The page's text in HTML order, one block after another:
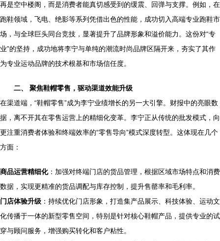
再是空中楼阁，而是消费者能真切感受到的缓震、回弹与支撑。例如，在
跑鞋领域，飞电、绝影等系列凭借出色的性能，成功切入高端专业跑鞋市
场，与全球巨头同台竞技，显著提升了品牌形象和溢价能力。这份对“专
业”的坚持，成功地将李宁与单纯的潮流时尚品牌区隔开来，夯实了其作
为专业运动品牌的技术根基和市场信任度。
二、 聚焦鞋帽零售，驱动渠道效能升级
在渠道端，“鞋帽零售”成为李宁业绩增长的另一大引擎。财报中的亮眼数
据，离不开其在零售运营上的精细化变革。李宁正从传统的批发模式，向
更注重消费者体验和终端效率的“零售导向”模式深度转型。这体现在几个
方面：
商品运营精细化：加强对终端门店的货品管理，根据区域市场特点和消费
数据，实现更精准的货品调配与库存控制，提升售罄率和毛利率。
门店体验升级 ：持续优化门店形象，打造集产品展示、科技体验、运动文
化传播于一体的新型零售空间，特别是针对核心鞋帽产品，提供专业的试
穿与顾问服务，增强购买转化和客户粘性。